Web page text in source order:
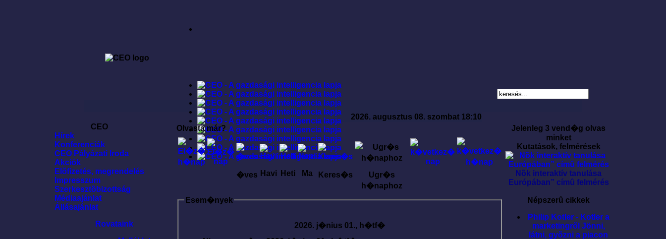
2026. augusztus 08. szombat 18:10
CEO
Hírek
Konferenciák
CEO Pályázati Iroda
Akciók
Elõfizetés, megrendelés
Impresszum
Szerkesztõbizottság
Médiaajánlat
Állásajánlat
Rovataink
Olvasta már?
�ves Havi Heti Ma Keres�s
Ugr�s
h�naphoz
Esem�nyek
2026. j�nius 01., h�tf�
Jelenleg 3 vend�g olvas
minket
Kutatások, felmérések
Nõk interaktív tanulása
Európában” címû felmérés
Népszerû cikkek
Philip Kotler - Kotler a
marketingrõl Jönni,
látni, gyõzni a piacon